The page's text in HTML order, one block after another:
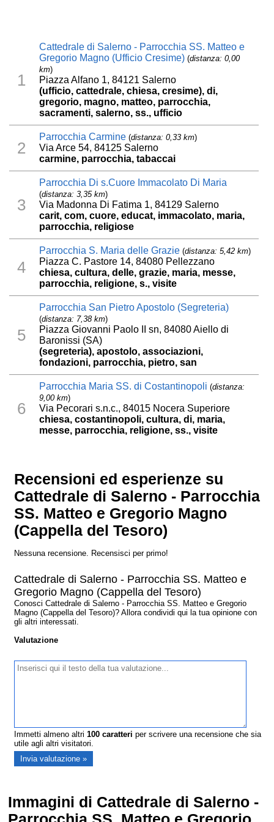
1
Cattedrale di Salerno - Parrocchia SS. Matteo e
Gregorio Magno (Ufficio Cresime) (distanza: 0,00
km)
Piazza Alfano 1, 84121 Salerno
(ufficio, cattedrale, chiesa, cresime), di,
gregorio, magno, matteo, parrocchia,
sacramenti, salerno, ss., ufficio
2
Parrocchia Carmine (distanza: 0,33 km)
Via Arce 54, 84125 Salerno
carmine, parrocchia, tabaccai
3
Parrocchia Di s.Cuore Immacolato Di Maria
(distanza: 3,35 km)
Via Madonna Di Fatima 1, 84129 Salerno
carit, com, cuore, educat, immacolato, maria,
parrocchia, religiose
4
Parrocchia S. Maria delle Grazie (distanza: 5,42 km)
Piazza C. Pastore 14, 84080 Pellezzano
chiesa, cultura, delle, grazie, maria, messe,
parrocchia, religione, s., visite
5
Parrocchia San Pietro Apostolo (Segreteria)
(distanza: 7,38 km)
Piazza Giovanni Paolo II sn, 84080 Aiello di
Baronissi (SA)
(segreteria), apostolo, associazioni,
fondazioni, parrocchia, pietro, san
6
Parrocchia Maria SS. di Costantinopoli (distanza:
9,00 km)
Via Pecorari s.n.c., 84015 Nocera Superiore
chiesa, costantinopoli, cultura, di, maria,
messe, parrocchia, religione, ss., visite
Recensioni ed esperienze su
Cattedrale di Salerno - Parrocchia
SS. Matteo e Gregorio Magno
(Cappella del Tesoro)
Nessuna recensione. Recensisci per primo!
Cattedrale di Salerno - Parrocchia SS. Matteo e
Gregorio Magno (Cappella del Tesoro)
Conosci Cattedrale di Salerno - Parrocchia SS. Matteo e Gregorio
Magno (Cappella del Tesoro)? Allora condividi qui la tua opinione con
gli altri interessati.
Valutazione
Immetti almeno altri100 caratteri per scrivere una recensione che sia
utile agli altri visitatori.
Immagini di Cattedrale di Salerno -